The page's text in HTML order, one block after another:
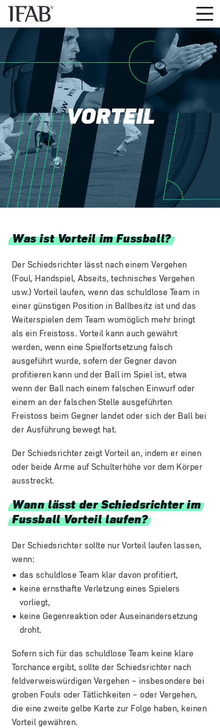
VORTEIL
Was ist Vorteil im Fussball?
Der Schiedsrichter lässt nach einem Vergehen
(Foul, Handspiel, Abseits, technisches Vergehen
usw.) Vorteil laufen, wenn das schuldlose Team in
einer günstigen Position in Ballbesitz ist und das
Weiterspielen dem Team womöglich mehr bringt
als ein Freistoss. Vorteil kann auch gewährt
werden, wenn eine Spielfortsetzung falsch
ausgeführt wurde, sofern der Gegner davon
profitieren kann und der Ball im Spiel ist, etwa
wenn der Ball nach einem falschen Einwurf oder
einem an der falschen Stelle ausgeführten
Freistoss beim Gegner landet oder sich der Ball bei
der Ausführung bewegt hat.
Der Schiedsrichter zeigt Vorteil an, indem er einen
oder beide Arme auf Schulterhöhe vor dem Körper
ausstreckt.
Wann lässt der Schiedsrichter im
Fussball Vorteil laufen?
Der Schiedsrichter sollte nur Vorteil laufen lassen,
wenn:
das schuldlose Team klar davon profitiert,
keine ernsthafte Verletzung eines Spielers
vorliegt,
keine Gegenreaktion oder Auseinandersetzung
droht.
Sofern sich für das schuldlose Team keine klare
Torchance ergibt, sollte der Schiedsrichter nach
feldverweiswürdigen Vergehen – insbesondere bei
groben Fouls oder Tätlichkeiten – oder Vergehen,
die eine zweite gelbe Karte zur Folge haben, keinen
Vorteil gewähren.